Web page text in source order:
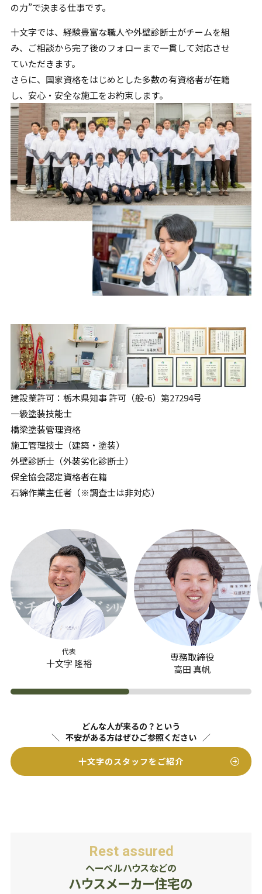
の力”で決まる仕事です。
十文字では、経験豊富な職人や外壁診断士がチームを組
み、 ご相談から完了後のフォローまで一貫して対応させ
ていただきます。
さらに、国家資格をはじめとした多数の有資格者が在籍
し、 安心・安全な施工をお約束します。
建設業許可：栃木県知事 許可（般-6）第27294号
一級塗装技能士
橋梁塗装管理資格
施工管理技士（建築・塗装）
外壁診断士（外装劣化診断士）
保全協会認定資格者在籍
石綿作業主任者（※調査士は非対応）
代表
十文字 隆裕
専務取締役
高田 真帆
どんな人が来るの？という
不安がある方はぜひご参照ください
十文字のスタッフをご紹介
Rest assured
ヘーベルハウスなどの
ハウスメーカー住宅の